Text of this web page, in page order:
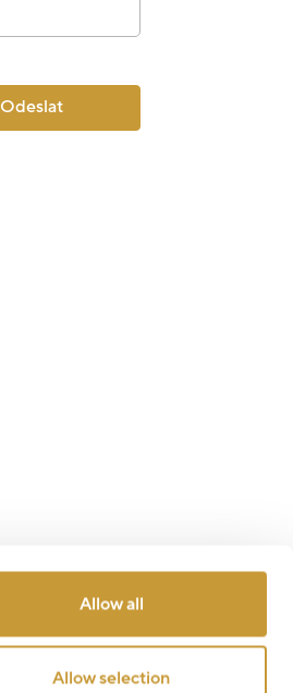
Allow all
Allow selection
Odeslat